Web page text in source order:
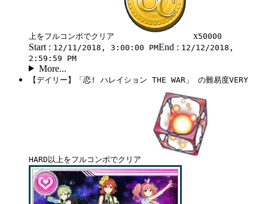
上をフルコンボでクリア x50000
Start : 12/11/2018, 3:00:00 PMEnd : 12/12/2018,
2:59:59 PM
More...
【デイリー】「恋! ハレイション THE WAR」 の難易度VERY
HARD以上をフルコンボでクリア